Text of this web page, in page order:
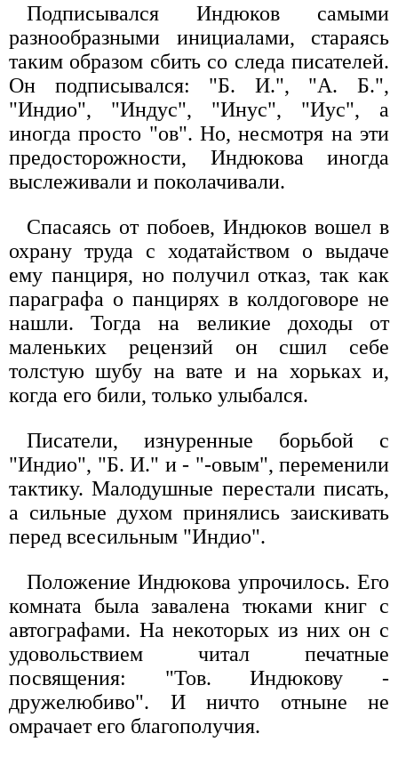
Подписывался Индюков самыми
разнообразными инициалами, стараясь
таким образом сбить со следа писателей.
Он подписывался: "Б. И.", "А. Б.",
"Индио", "Индус", "Инус", "Иус", а
иногда просто "ов". Но, несмотря на эти
предосторожности, Индюкова иногда
выслеживали и поколачивали.
Спасаясь от побоев, Индюков вошел в
охрану труда с ходатайством о выдаче
ему панциря, но получил отказ, так как
параграфа о панцирях в колдоговоре не
нашли. Тогда на великие доходы от
маленьких рецензий он сшил себе
толстую шубу на вате и на хорьках и,
когда его били, только улыбался.
Писатели, изнуренные борьбой с
"Индио", "Б. И." и - "-овым", переменили
тактику. Малодушные перестали писать,
а сильные духом принялись заискивать
перед всесильным "Индио".
Положение Индюкова упрочилось. Его
комната была завалена тюками книг с
автографами. На некоторых из них он с
удовольствием читал печатные
посвящения: "Тов. Индюкову -
дружелюбиво". И ничто отныне не
омрачает его благополучия.